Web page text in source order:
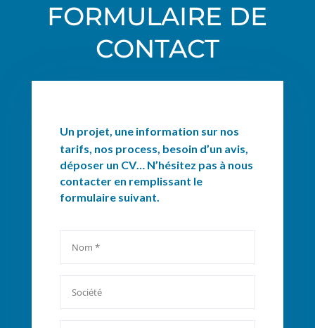
FORMULAIRE DE
CONTACT
Un projet, une information sur nos
tarifs, nos process, besoin d’un avis,
déposer un CV… N’hésitez pas à nous
contacter en remplissant le
formulaire suivant.